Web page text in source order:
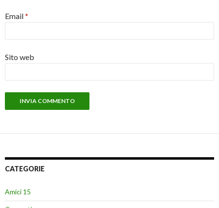
Email*
Sito web
CATEGORIE
Amici 15